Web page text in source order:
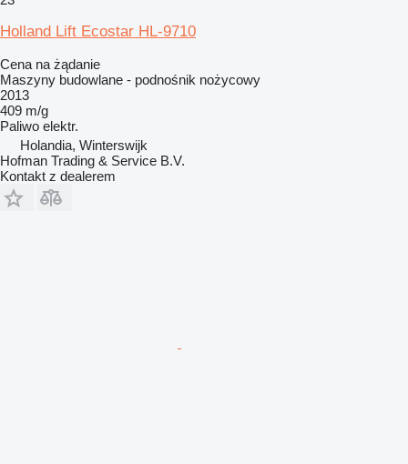
Holland Lift Ecostar HL-9710
Cena na żądanie
Maszyny budowlane - podnośnik nożycowy
2013
409 m/g
Paliwo elektr.
Holandia, Winterswijk
Hofman Trading & Service B.V.
Kontakt z dealerem